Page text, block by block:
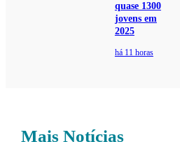
quase 1300
jovens em
2025
há 11 horas
Mais Notícias